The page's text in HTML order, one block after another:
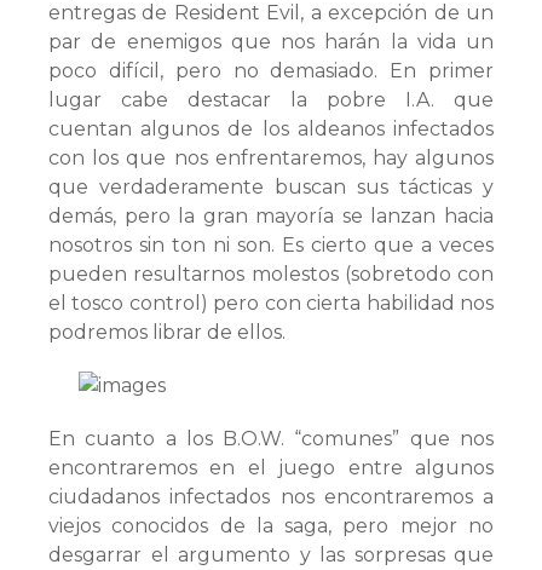
entregas de Resident Evil, a excepción de un
par de enemigos que nos harán la vida un
poco difícil, pero no demasiado. En primer
lugar cabe destacar la pobre I.A. que
cuentan algunos de los aldeanos infectados
con los que nos enfrentaremos, hay algunos
que verdaderamente buscan sus tácticas y
demás, pero la gran mayoría se lanzan hacia
nosotros sin ton ni son. Es cierto que a veces
pueden resultarnos molestos (sobretodo con
el tosco control) pero con cierta habilidad nos
podremos librar de ellos.
En cuanto a los B.O.W. “comunes” que nos
encontraremos en el juego entre algunos
ciudadanos infectados nos encontraremos a
viejos conocidos de la saga, pero mejor no
desgarrar el argumento y las sorpresas que